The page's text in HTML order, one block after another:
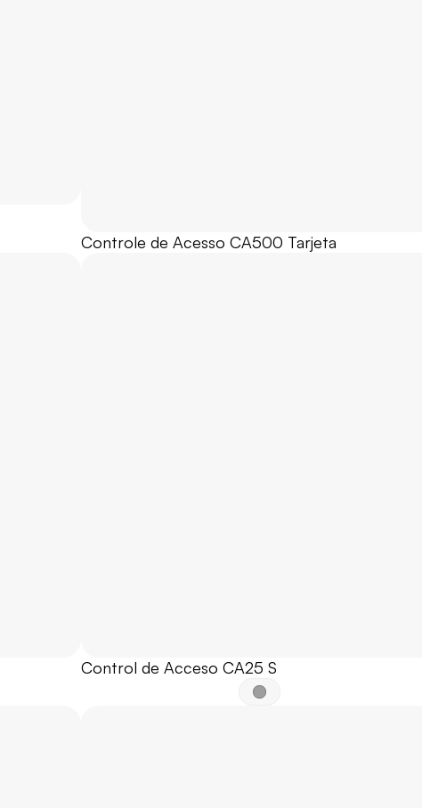
Controle de Acesso CA500 Tarjeta
Control de Acceso CA25 S